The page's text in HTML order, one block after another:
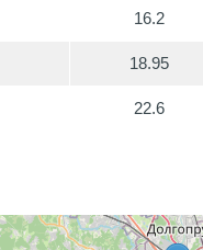
16.2
18.95
22.6